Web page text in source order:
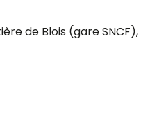
de Blois (gare SNCF),